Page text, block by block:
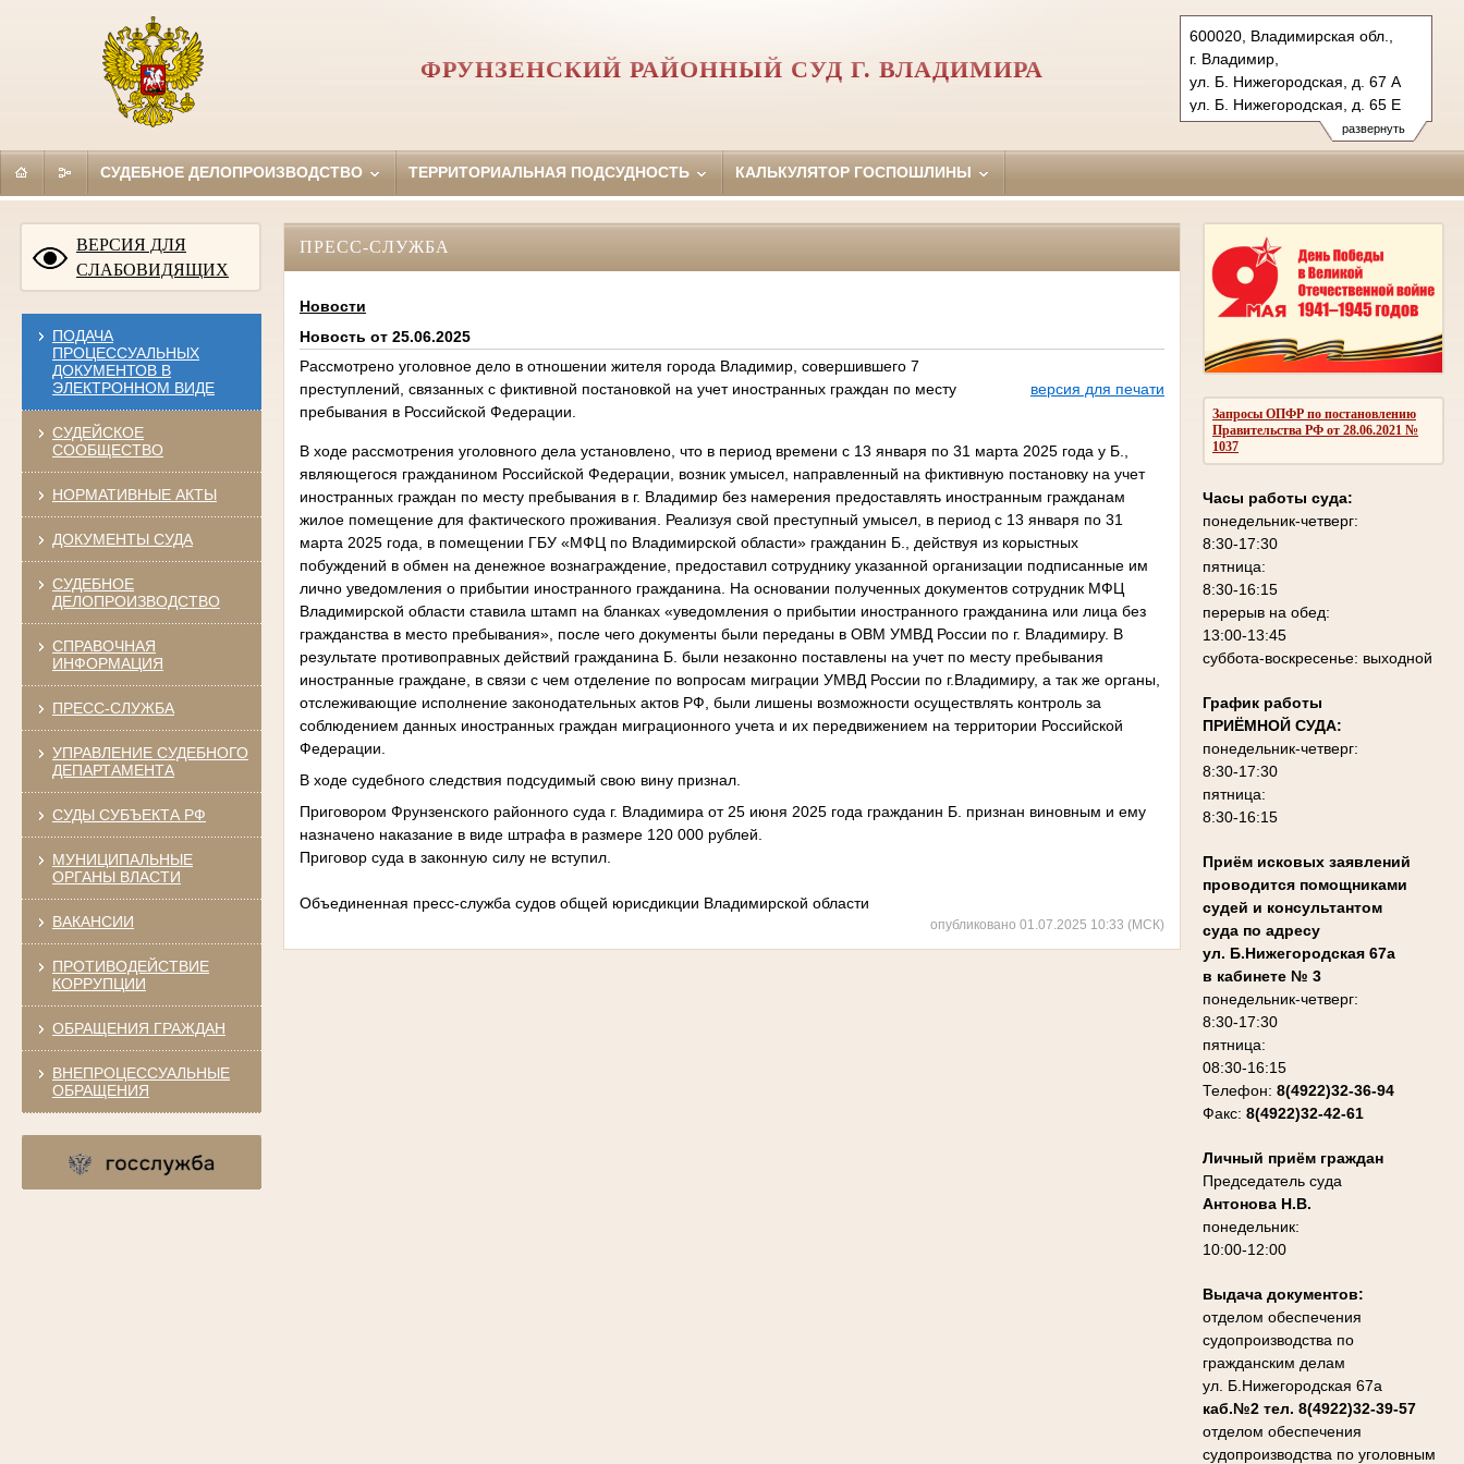
развернуть
600020, Владимирская обл.,
г. Владимир,
ул. Б. Нижегородская, д. 67 А
ул. Б. Нижегородская, д. 65 Е
Тел.: (4922) 32-36-94., 32-42-
61 (ф.)
ФРУНЗЕНСКИЙ РАЙОННЫЙ СУД Г. ВЛАДИМИРА
СУДЕБНОЕ ДЕЛОПРОИЗВОДСТВО ТЕРРИТОРИАЛЬНАЯ ПОДСУДНОСТЬ КАЛЬКУЛЯТОР ГОСПОШЛИНЫ
ВЕРСИЯ ДЛЯ
СЛАБОВИДЯЩИХ
ПОДАЧА
ПРОЦЕССУАЛЬНЫХ
ДОКУМЕНТОВ В
ЭЛЕКТРОННОМ ВИДЕ
СУДЕЙСКОЕ
СООБЩЕСТВО
НОРМАТИВНЫЕ АКТЫ
ДОКУМЕНТЫ СУДА
СУДЕБНОЕ
ДЕЛОПРОИЗВОДСТВО
СПРАВОЧНАЯ
ИНФОРМАЦИЯ
ПРЕСС-СЛУЖБА
УПРАВЛЕНИЕ СУДЕБНОГО
ДЕПАРТАМЕНТА
СУДЫ СУБЪЕКТА РФ
МУНИЦИПАЛЬНЫЕ
ОРГАНЫ ВЛАСТИ
ВАКАНСИИ
ПРОТИВОДЕЙСТВИЕ
КОРРУПЦИИ
ОБРАЩЕНИЯ ГРАЖДАН
ВНЕПРОЦЕССУАЛЬНЫЕ
ОБРАЩЕНИЯ
Запросы ОПФР по постановлению
Правительства РФ от 28.06.2021 №
1037
Часы работы суда:
понедельник-четверг:
8:30-17:30
пятница:
8:30-16:15
перерыв на обед:
13:00-13:45
суббота-воскресенье: выходной
График работы
ПРИЁМНОЙ СУДА:
понедельник-четверг:
8:30-17:30
пятница:
8:30-16:15
Приём исковых заявлений
проводится помощниками
судей и консультантом
суда по адресу
ул. Б.Нижегородская 67а
в кабинете № 3
понедельник-четверг:
8:30-17:30
пятница:
08:30-16:15
Телефон: 8(4922)32-36-94
Факс: 8(4922)32-42-61
Личный приём граждан
Председатель суда
Антонова Н.В.
понедельник:
10:00-12:00
Выдача документов:
отделом обеспечения
судопроизводства по
гражданским делам
ул. Б.Нижегородская 67а
каб.№2 тел. 8(4922)32-39-57
отделом обеспечения
судопроизводства по уголовным
ПРЕСС-СЛУЖБА
Новости
Новость от 25.06.2025
Рассмотрено уголовное дело в отношении жителя города Владимир, совершившего 7
преступлений, связанных с фиктивной постановкой на учет иностранных граждан по месту
пребывания в Российской Федерации.
версия для печати
В ходе рассмотрения уголовного дела установлено, что в период времени с 13 января по 31 марта 2025 года у Б.,
являющегося гражданином Российской Федерации, возник умысел, направленный на фиктивную постановку на учет
иностранных граждан по месту пребывания в г. Владимир без намерения предоставлять иностранным гражданам
жилое помещение для фактического проживания. Реализуя свой преступный умысел, в период с 13 января по 31
марта 2025 года, в помещении ГБУ «МФЦ по Владимирской области» гражданин Б., действуя из корыстных
побуждений в обмен на денежное вознаграждение, предоставил сотруднику указанной организации подписанные им
лично уведомления о прибытии иностранного гражданина. На основании полученных документов сотрудник МФЦ
Владимирской области ставила штамп на бланках «уведомления о прибытии иностранного гражданина или лица без
гражданства в место пребывания», после чего документы были переданы в ОВМ УМВД России по г. Владимиру. В
результате противоправных действий гражданина Б. были незаконно поставлены на учет по месту пребывания
иностранные граждане, в связи с чем отделение по вопросам миграции УМВД России по г.Владимиру, а так же органы,
отслеживающие исполнение законодательных актов РФ, были лишены возможности осуществлять контроль за
соблюдением данных иностранных граждан миграционного учета и их передвижением на территории Российской
Федерации.
В ходе судебного следствия подсудимый свою вину признал.
Приговором Фрунзенского районного суда г. Владимира от 25 июня 2025 года гражданин Б. признан виновным и ему
назначено наказание в виде штрафа в размере 120 000 рублей.
Приговор суда в законную силу не вступил.
Объединенная пресс-служба судов общей юрисдикции Владимирской области
опубликовано 01.07.2025 10:33 (МСК)